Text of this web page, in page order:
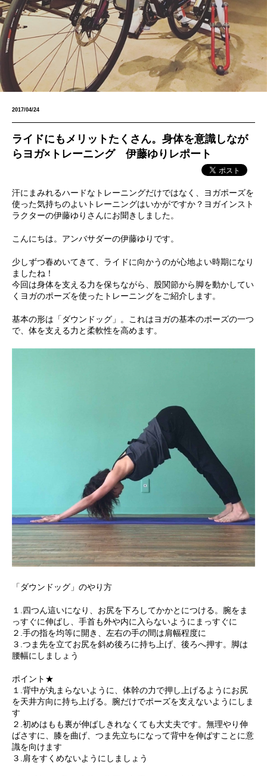
2017/04/24
ライドにもメリットたくさん。身体を意識しなが
らヨガ×トレーニング 伊藤ゆりレポート
汗にまみれるハードなトレーニングだけではなく、ヨガポーズを
使った気持ちのよいトレーニングはいかがですか？ヨガインスト
ラクターの伊藤ゆりさんにお聞きしました。
こんにちは。アンバサダーの伊藤ゆりです。
少しずつ春めいてきて、ライドに向かうのが心地よい時期になり
ましたね！
今回は身体を支える力を保ちながら、股関節から脚を動かしてい
くヨガのポーズを使ったトレーニングをご紹介します。
基本の形は「ダウンドッグ」。これはヨガの基本のポーズの一つ
で、体を支える力と柔軟性を高めます。
「ダウンドッグ」のやり方
１.四つん這いになり、お尻を下ろしてかかとにつける。腕をま
っすぐに伸ばし、手首も外や内に入らないようにまっすぐに
２.手の指を均等に開き、左右の手の間は肩幅程度に
３.つま先を立てお尻を斜め後ろに持ち上げ、後ろへ押す。脚は
腰幅にしましょう
ポイント★
１.背中が丸まらないように、体幹の力で押し上げるようにお尻
を天井方向に持ち上げる。腕だけでポーズを支えないようにしま
す
２.初めはもも裏が伸ばしきれなくても大丈夫です。無理やり伸
ばさすに、膝を曲げ、つま先立ちになって背中を伸ばすことに意
識を向けます
３.肩をすくめないようにしましょう